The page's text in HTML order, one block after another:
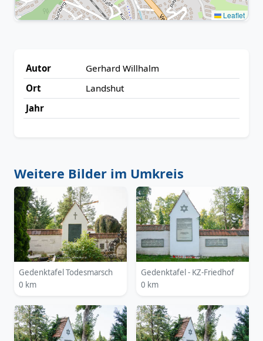
Leaflet
Autor
Gerhard Willhalm
Ort
Landshut
Jahr
Weitere Bilder im Umkreis
Gedenktafel Todesmarsch
0 km
Gedenktafel - KZ-Friedhof
0 km